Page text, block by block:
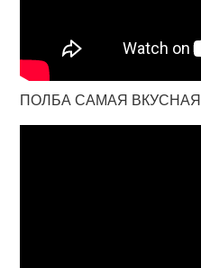
ПОЛБА САМАЯ ВКУСНАЯ